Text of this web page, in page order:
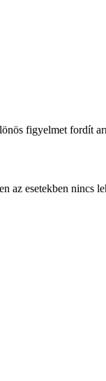
figyelmet fordít
az esetekben nincs